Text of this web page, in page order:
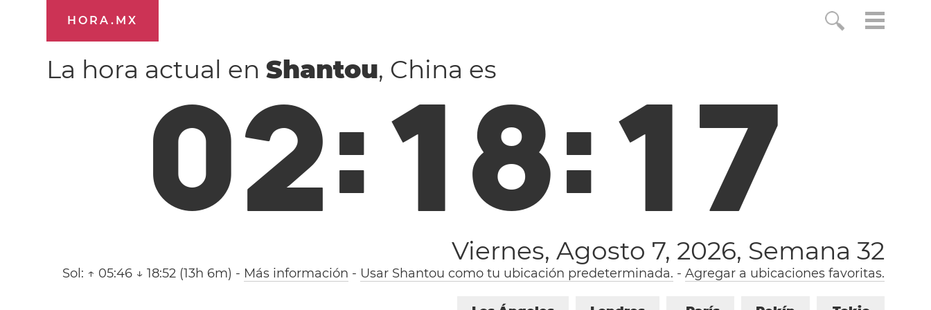
HORA.MX
La hora actual enShantou, China es
02:18:17
Viernes, Agosto 7, 2026, Semana 32
Sol: ↑ 05:46 ↓ 18:52 (13h 6m) - Más información - Usar Shantou como tu ubicación predeterminada. - Agregar a ubicaciones favoritas.